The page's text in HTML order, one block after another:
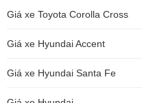
Giá xe Toyota Corolla Cross
Giá xe Hyundai Accent
Giá xe Hyundai Santa Fe